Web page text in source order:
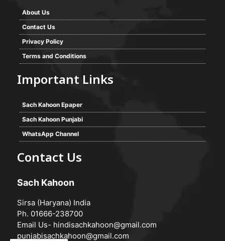
About Us
Contact Us
Privacy Policy
Terms and Conditions
Important Links
Sach Kahoon Epaper
Sach Kahoon Punjabi
WhatsApp Channel
Contact Us
Sach Kahoon
Sirsa (Haryana) India
Ph. 01666-238700
Email Us- hindisachkahoon@gmail.com
punjabisachkahoon@gmail.com